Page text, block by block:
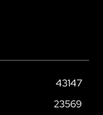
43147
23569